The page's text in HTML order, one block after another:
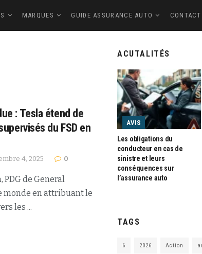
MARQUES GUIDE ASSURANCE AUTO CONTACT
: Tesla étend de
du FSD en
4, 2025 0
de General
monde en attribuant le
les ...
ACUTALITÉS
AVIS
Les obligations du
conducteur en cas de
sinistre et leurs
conséquences sur
l’assurance auto
TAGS
6 2026 Action